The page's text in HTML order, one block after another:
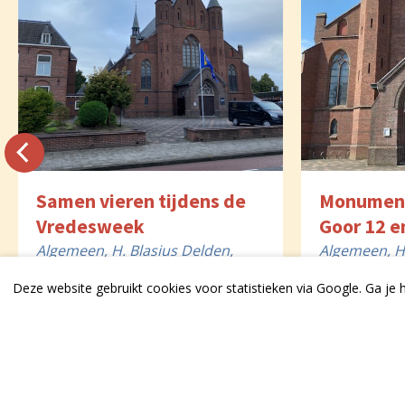
Samen vieren tijdens de
Vredesweek
Algemeen, H. Blasius Delden,
Petrus & Paulus Hengevelde,
6 augustus 2026
Goor 12
Algemeen,
6 augustus
Deze website gebruikt cookies voor statistieken via Google. Ga je